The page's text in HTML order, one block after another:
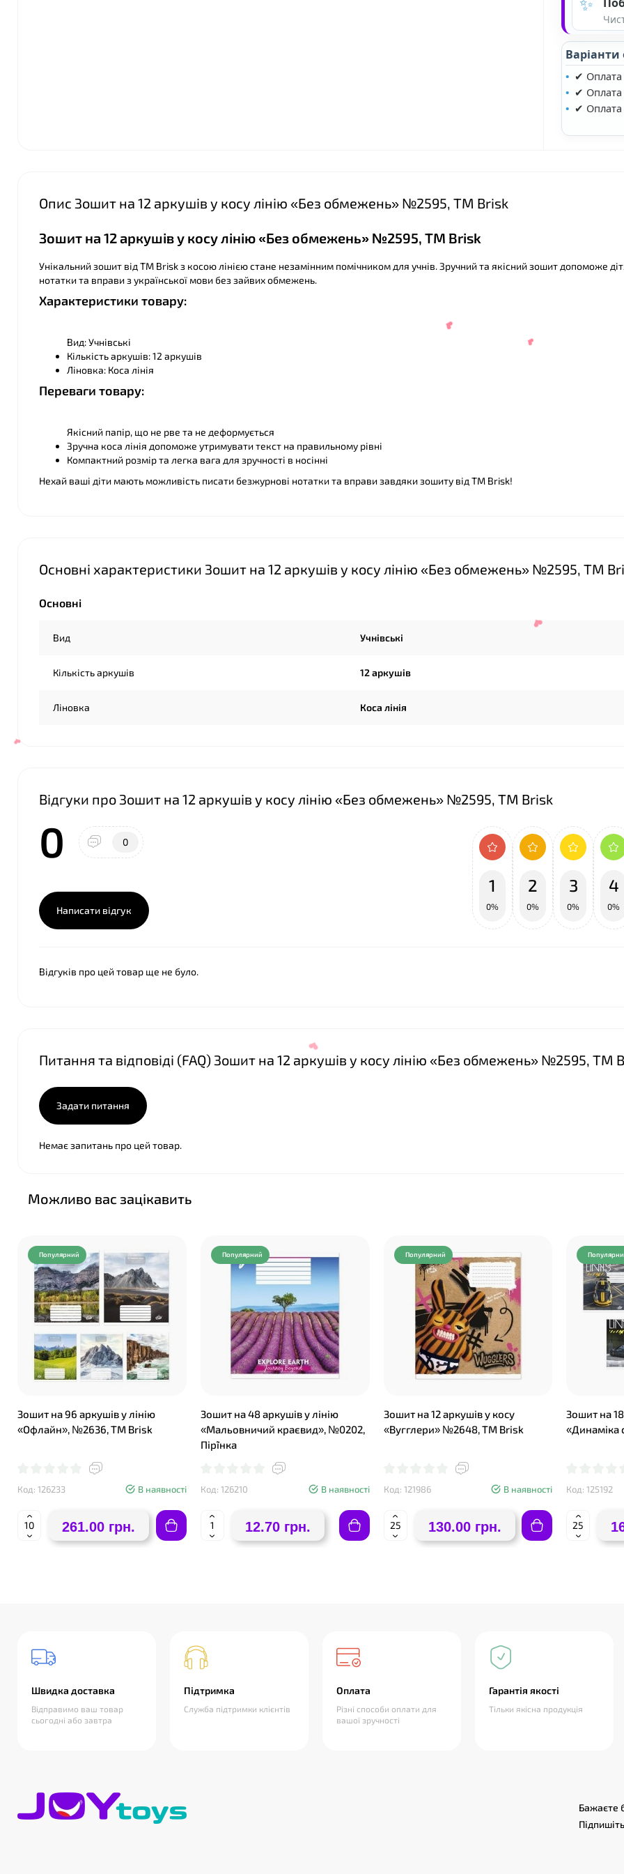
✔ Оплата
✔ Оплата
✔ Оплата
Опис Зошит на 12 аркушів у косу лінію «Без обмежень» №2595, ТМ Brisk
Зошит на 12 аркушів у косу лінію «Без обмежень» №2595, ТМ Brisk
Унікальний зошит від ТМ Brisk з косою лінією стане незамінним помічником для учнів. Зручний та якісний зошит допоможе
нотатки та вправи з української мови без зайвих обмежень.
Характеристики товару:
Вид: Учнівські
Кількість аркушів: 12 аркушів
Ліновка: Коса лінія
Переваги товару:
Якісний папір, що не рве та не деформується
Зручна коса лінія допоможе утримувати текст на правильному рівні
Компактний розмір та легка вага для зручності в носінні
Нехай ваші діти мають можливість писати безжурнові нотатки та вправи завдяки зошиту від ТМ Brisk!
Основні характеристики Зошит на 12 аркушів у косу лінію «Без обмежень» №2595, ТМ
Основні
Вид Учнівські
Кількість аркушів 12 аркушів
Ліновка Коса лінія
Відгуки про Зошит на 12 аркушів у косу лінію «Без обмежень» №2595, ТМ Brisk
0 0
Написати відгук
1
0%
2
0%
3
0%
4
0%
Відгуків про цей товар ще не було.
Питання та відповіді (FAQ) Зошит на 12 аркушів у косу лінію «Без обмежень» №2595, ТМ
Задати питання
Немає запитань про цей товар.
Можливо вас зацікавить
Популярний
Зошит на 96 аркушів у лінію
«Офлайн», №2636, ТМ Brisk
Код: 126233 В наявності
261.00 грн.
Популярний
Зошит на 48 аркушів у лінію
«Мальовничий краєвид», №0202,
Пір`їнка
Код: 126210 В наявності
12.70 грн.
Популярний
Зошит на 12 аркушів у косу
«Вугглери» №2648, ТМ Brisk
Код: 121986 В наявності
130.00 грн.
Зошит на
«Динаміка
Код: 125192
Швидка доставка
Відправимо ваш товар
сьогодні або завтра
Підтримка
Служба підтримки клієнтів
Оплата
Різні способи оплати для
вашої зручності
Гарантія якості
Тільки якісна продукція
Бажаєте
❤